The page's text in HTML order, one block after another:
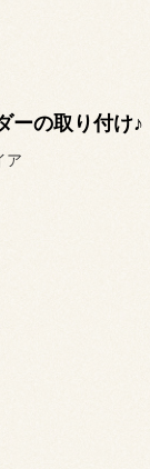
の取り付け♪
ア